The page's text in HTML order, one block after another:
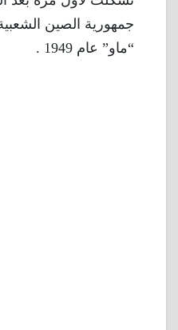
جمهورية الصين
“ماو” عام 1949 .